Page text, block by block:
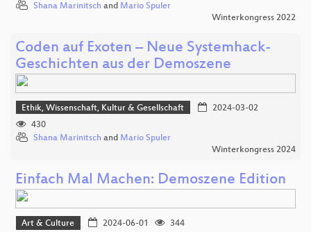
Shana Marinitsch and Mario Spuler
Winterkongress 2022
Coden auf Exoten – Neue Systemhack-
Geschichten aus der Demoszene
Ethik, Wissenschaft, Kultur & Gesellschaft
2024-03-02
430
Shana Marinitsch and Mario Spuler
Winterkongress 2024
Einfach Mal Machen: Demoszene Edition
Art & Culture 2024-06-01
344